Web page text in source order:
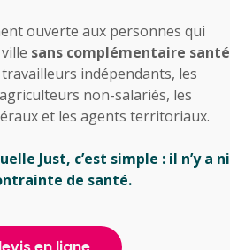
ouverte aux personnes qui
sans complémentaire santé
indépendants, les
non-salariés, les
et les agents territoriaux.
Just, c’est simple : il n’y a ni
de santé.